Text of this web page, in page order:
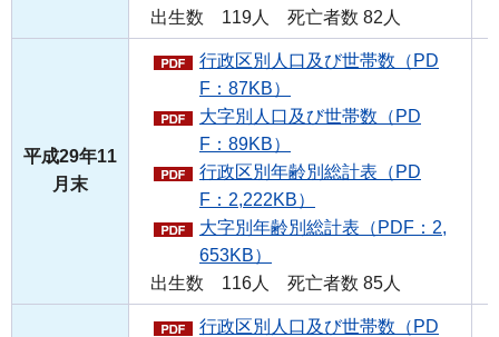
出生数 119人 死亡者数 82人
平成29年11
月末
行政区別人口及び世帯数（PD
F：87KB）
大字別人口及び世帯数（PD
F：89KB）
行政区別年齢別総計表（PD
F：2,222KB）
大字別年齢別総計表（PDF：2,
653KB）
出生数 116人 死亡者数 85人
行政区別人口及び世帯数（PD